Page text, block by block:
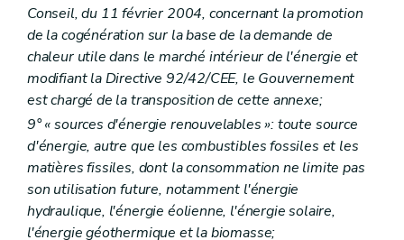
Conseil, du 11 février 2004, concernant la promotion
de la cogénération sur la base de la demande de
chaleur utile dans le marché intérieur de l'énergie et
modifiant la Directive 92/42/CEE, le Gouvernement
est chargé de la transposition de cette annexe;
9° « sources d'énergie renouvelables »: toute source
d'énergie, autre que les combustibles fossiles et les
matières fissiles, dont la consommation ne limite pas
son utilisation future, notamment l'énergie
hydraulique, l'énergie éolienne, l'énergie solaire,
l'énergie géothermique et la biomasse;